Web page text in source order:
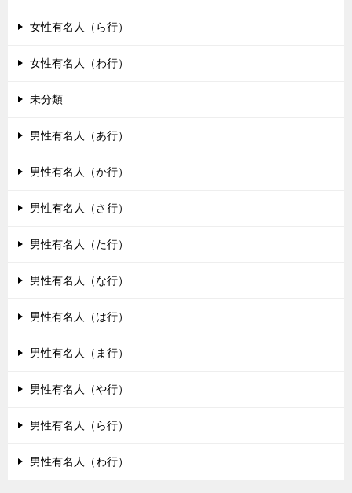
女性有名人（ら行）
女性有名人（わ行）
未分類
男性有名人（あ行）
男性有名人（か行）
男性有名人（さ行）
男性有名人（た行）
男性有名人（な行）
男性有名人（は行）
男性有名人（ま行）
男性有名人（や行）
男性有名人（ら行）
男性有名人（わ行）